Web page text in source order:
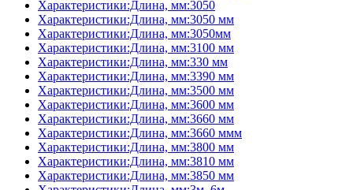
Характеристики:Длина, мм:3050
Характеристики:Длина, мм:3050 мм
Характеристики:Длина, мм:3050мм
Характеристики:Длина, мм:3100 мм
Характеристики:Длина, мм:330 мм
Характеристики:Длина, мм:3390 мм
Характеристики:Длина, мм:3500 мм
Характеристики:Длина, мм:3600 мм
Характеристики:Длина, мм:3660 мм
Характеристики:Длина, мм:3660 ммм
Характеристики:Длина, мм:3800 мм
Характеристики:Длина, мм:3810 мм
Характеристики:Длина, мм:3850 мм